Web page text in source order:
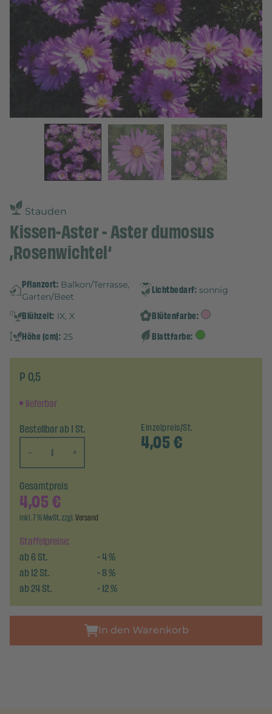
Stauden
Kissen-Aster - Aster dumosus
‚Rosenwichtel‘
Pflanzort: Balkon/Terrasse,
Garten/Beet
Lichtbedarf: sonnig
Blühzeit: IX, X
Blütenfarbe:
Höhe (cm): 25 Blattfarbe:
P 0,5
lieferbar
Bestellbar ab 1 St.
-
+
Einzelpreis/St.
4,05€
Staffelpreise:
ab6St. -4%
ab12St. -8%
ab24St. -12%
Gesamtpreis
4,05€
inkl. 7 % MwSt. zzgl.Versand
In den Warenkorb